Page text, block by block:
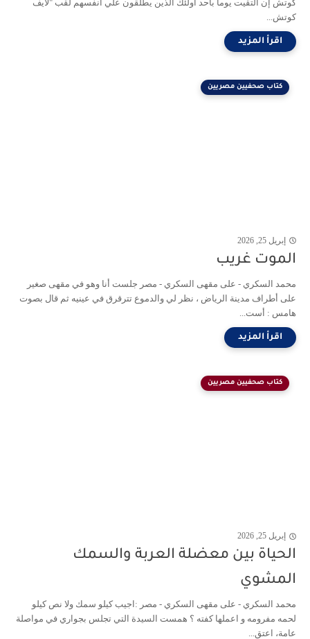
كوتش إن التقيت يوما بأحد أولئك الذين يطلقون علي أنفسهم لقب "لايف
كوتش...
كتاب صحفيين مصريين
إبريل 25, 2026
الموت غريب
محمد السكري - على مقهى السكري - مصر جلست أنا وهو في مقهى صغير
على أطراف مدينة الرياض ، نظر لي والدموع تترقرق في عينيه ثم قال بصوت
هامس : أست...
كتاب صحفيين مصريين
إبريل 25, 2026
الحياة بين معضلة العربة والسمك
المشوي
محمد السكري - على مقهى السكري - مصر :اجيب كيلو سمك ولا نص كيلو
لحمه مفرومه و اعملها كفته ؟ همست السيدة التي تجلس بجواري في مواصلة
عامة، اعتق...